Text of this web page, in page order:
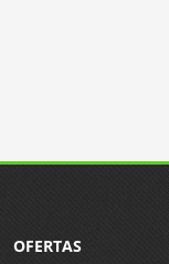
OFERTAS